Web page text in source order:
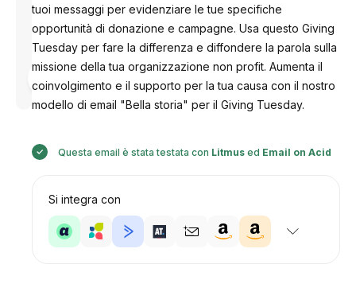
Progettato
Anastasiia
tuoi messaggi per evidenziare le tue specifiche
opportunità di donazione e campagne. Usa questo Giving
Tuesday per fare la differenza e diffondere la parola sulla
missione della tua organizzazione non profit. Aumenta il
coinvolgimento e il supporto per la tua causa con il nostro
modello di email "Bella storia" per il Giving Tuesday.
Questa email è stata testata con Litmused Email on Acid
Si integra con